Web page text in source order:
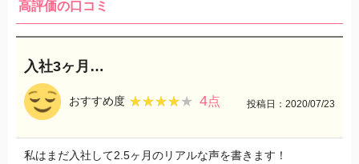
高評価の口コミ
入社3ヶ月…
おすすめ度 ★★★★★
★★★★★ 4点 投稿日：2020/07/23
私はまだ入社して2.5ヶ月のリアルな声を書きます！